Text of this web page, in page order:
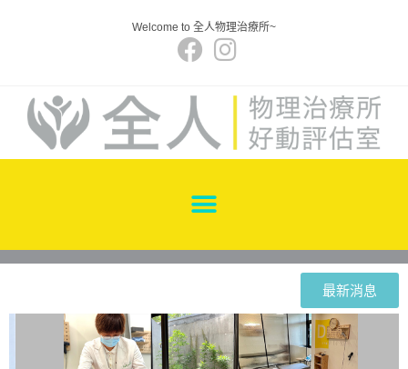
Welcome to 全人物理治療所~
最新消息